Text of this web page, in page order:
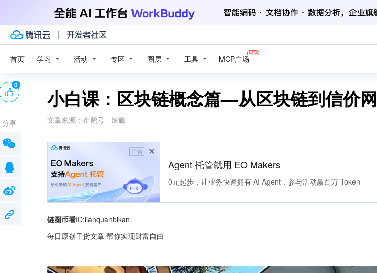
首页 学习 活动 专区 圈层 工具 MCP广场
小白课：区块链概念篇—从区块链到信价网
文章来源： 企鹅号 - 辣瘾
广告
Agent 托管就用 EO Makers
0元起步，让业务快速拥有 AI Agent，参与活动赢百万 Token
链圈币看ID:lianquanbikan
每日原创干货文章 帮你实现财富自由
0
分享